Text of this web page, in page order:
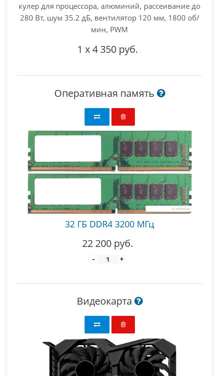
кулер для процессора, алюминий, рассеивание до
280 Вт, шум 35.2 дБ, вентилятор 120 мм, 1800 об/
мин, PWM
1 x4 350 руб.
Оперативная память
32 ГБ DDR4 3200 МГц
22 200 руб.
- +
Видеокарта